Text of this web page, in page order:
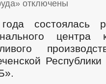
отключены
состоялась
центра